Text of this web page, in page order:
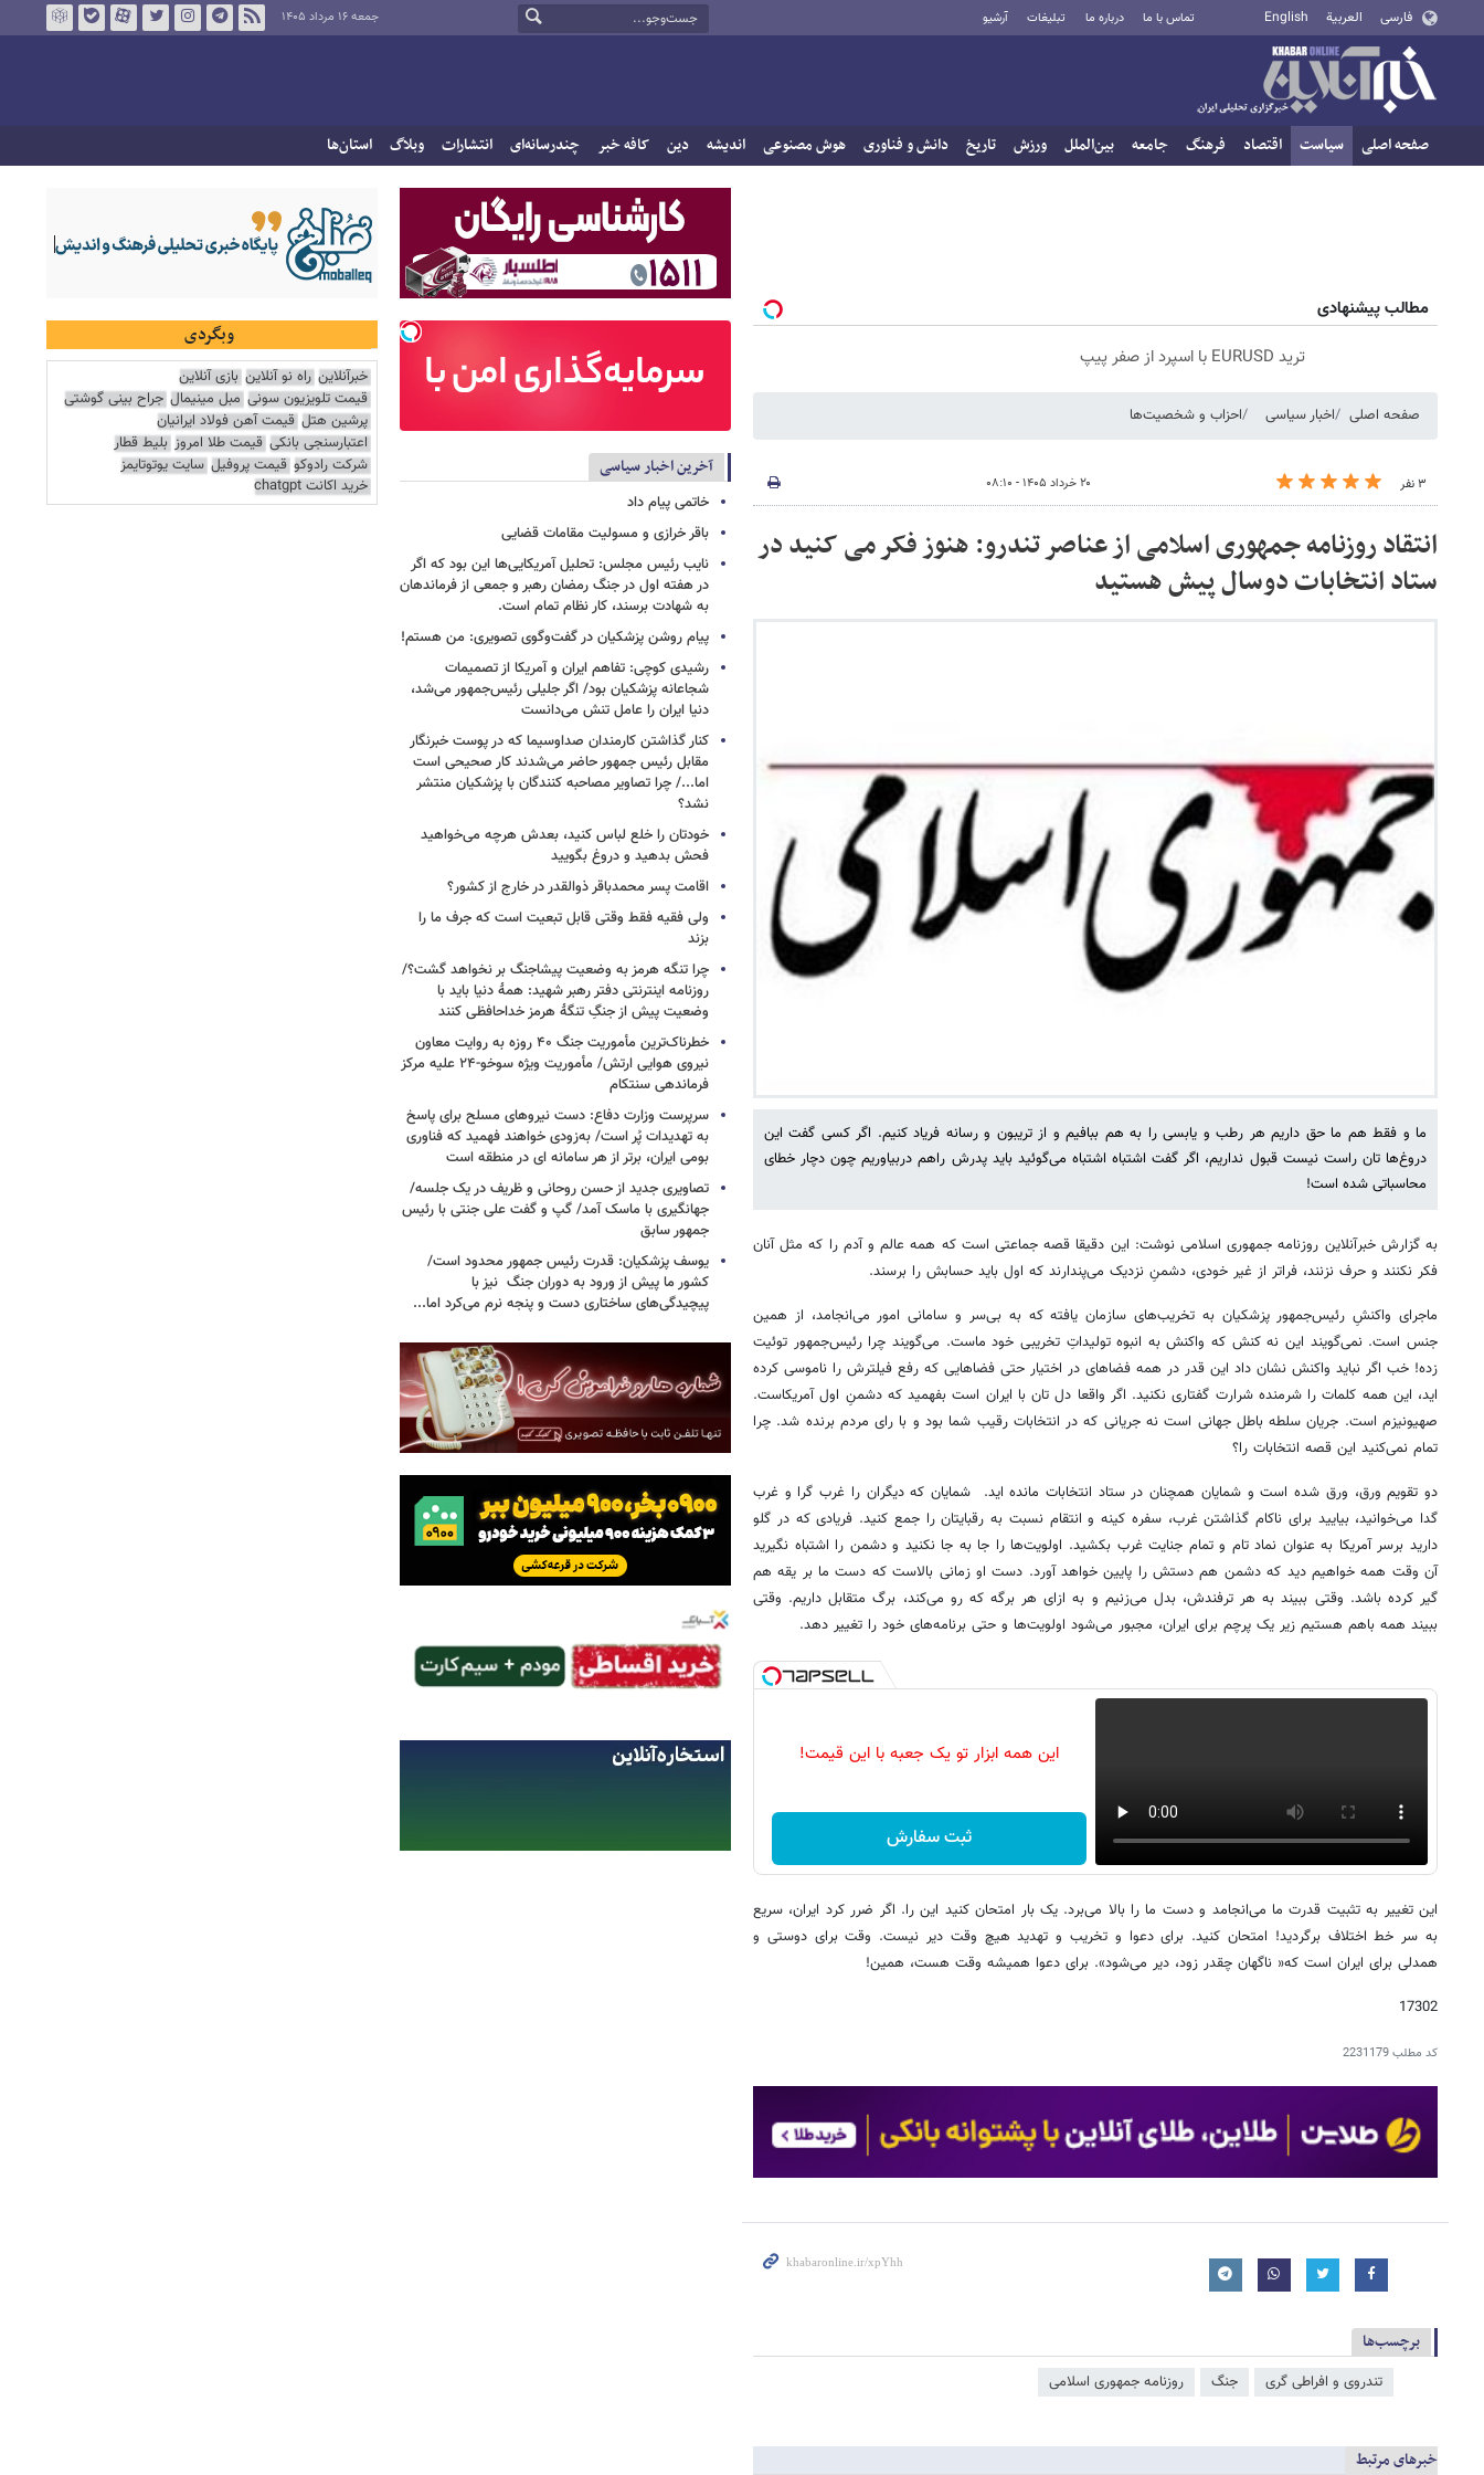
فارسی العربية English تماس با ما درباره ما تبلیغات آرشیو جمعه ۱۶ مرداد ۱۴۰۵
صفحه اصلی سیاست اقتصاد فرهنگ جامعه بین‌الملل ورزش تاریخ دانش و فناوری هوش مصنوعی اندیشه دین کافه خبر چندرسانه‌ای انتشارات وبلاگ استان‌ها
مطالب پیشنهادی
ترید EURUSD با اسپرد از صفر پیپ
صفحه اصلی اخبار سیاسی احزاب و شخصیت‌ها
۳ نفر ۲۰ خرداد ۱۴۰۵ - ۰۸:۱۰
انتقاد روزنامه جمهوری اسلامی از عناصر تندرو: هنوز فکر می کنید در
ستاد انتخابات دوسال پیش هستید
ما و فقط هم ما حق داریم هر رطب و یابسی را به هم ببافیم و از تریبون و رسانه فریاد کنیم. اگر کسی گفت این
دروغ‌ها تان راست نیست قبول نداریم، اگر گفت اشتباه اشتباه می‌گوئید باید پدرش راهم دربیاوریم چون دچار خطای
محاسباتی شده است!
به گزارش خبرآنلاین روزنامه جمهوری اسلامی نوشت: این دقیقا قصه جماعتی است که همه عالم و آدم را که مثل آنان
فکر نکنند و حرف نزنند، فراتر از غیر خودی، دشمنِ نزدیک می‌پندارند که اول باید حسابش را برسند.
ماجرای واکنشِ رئیس‌جمهور پزشکیان به تخریب‌های سازمان یافته که به بی‌سر و سامانی امور می‌انجامد، از همین
جنس است. نمی‌گویند این نه کنش که واکنش به انبوه تولیداتِ تخریبی خود ماست. می‌گویند چرا رئیس‌جمهور توئیت
زده! خب اگر نباید واکنش نشان داد این قدر در همه فضاهای در اختیار حتی فضاهایی که رفع فیلترش را ناموسی کرده
اید، این همه کلمات را شرمنده شرارت گفتاری نکنید. اگر واقعا دل تان با ایران است بفهمید که دشمنِ اول آمریکاست.
صهیونیزم است. جریان سلطه باطل جهانی است نه جریانی که در انتخابات رقیب شما بود و با رای مردم برنده شد. چرا
تمام نمی‌کنید این قصه انتخابات را؟
دو تقویم ورق، ورق شده است و شمایان همچنان در ستاد انتخابات مانده اید. شمایان که دیگران را غرب گرا و غرب
گدا می‌خوانید، بیایید برای ناکام گذاشتن غرب، سفره کینه و انتقام نسبت به رقبایتان را جمع کنید. فریادی که در گلو
دارید برسر آمریکا به عنوان نماد تام و تمام جنایت غرب بکشید. اولویت‌ها را جا به جا نکنید و دشمن را اشتباه نگیرید
آن وقت همه خواهیم دید که دشمن هم دستش را پایین خواهد آورد. دست او زمانی بالاست که دست ما بر یقه هم
گیر کرده باشد. وقتی ببیند به هر ترفندش، بدل می‌زنیم و به ازای هر برگه که رو می‌کند، برگ متقابل داریم. وقتی
ببیند همه باهم هستیم زیر یک پرچم برای ایران، مجبور می‌شود اولویت‌ها و حتی برنامه‌های خود را تغییر دهد.
این همه ابزار تو یک جعبه با این قیمت!
ثبت سفارش
این تغییر به تثبیت قدرت ما می‌انجامد و دست ما را بالا می‌برد. یک بار امتحان کنید این را. اگر ضرر کرد ایران، سریع
به سر خط اختلاف برگردید! امتحان کنید. برای دعوا و تخریب و تهدید هیچ وقت دیر نیست. وقت برای دوستی و
همدلی برای ایران است که« ناگهان چقدر زود، دیر می‌شود». برای دعوا همیشه وقت هست، همین!
17302
کد مطلب2231179
برچسب‌ها
تندروی و افراطی گری جنگ روزنامه جمهوری اسلامی
خبرهای مرتبط
آخرین اخبار سیاسی
خاتمی پیام داد
باقر خرازی و مسولیت مقامات قضایی
نایب رئیس مجلس: تحلیل آمریکایی‌ها این بود که اگر
در هفته اول در جنگ رمضان رهبر و جمعی از فرماندهان
به شهادت برسند، کار نظام تمام است.
پیام روشن پزشکیان در گفت‌وگوی تصویری: من هستم!
رشیدی کوچی: تفاهم ایران و آمریکا از تصمیمات
شجاعانه پزشکیان بود/ اگر جلیلی رئیس‌جمهور می‌شد،
دنیا ایران را عامل تنش می‌دانست
کنار گذاشتن کارمندان صداوسیما که در پوست خبرنگار
مقابل رئیس جمهور حاضر می‌شدند کار صحیحی است
اما.../ چرا تصاویر مصاحبه کنندگان با پزشکیان منتشر
نشد؟
خودتان را خلع لباس کنید، بعدش هرچه می‌خواهید
فحش بدهید و دروغ بگویید
اقامت پسر محمدباقر ذوالقدر در خارج از کشور؟
ولی فقیه فقط وقتی قابل تبعیت است که جرف ما را
بزند
چرا تنگه هرمز به وضعیت پیشاجنگ بر نخواهد گشت؟/
روزنامه اینترنتی دفتر رهبر شهید: همۀ دنیا باید با
وضعیت پیش از جنگِ تنگۀ هرمز خداحافظی کنند
خطرناک‌ترین مأموریت جنگ ۴۰ روزه به روایت معاون
نیروی هوایی ارتش/ مأموریت ویژه سوخو-۲۴ علیه مرکز
فرماندهی سنتکام
سرپرست وزارت دفاع: دست نیروهای مسلح برای پاسخ
به تهدیدات پُر است/ به‌زودی خواهند فهمید که فناوری
بومی ایران، برتر از هر سامانه ای در منطقه است
تصاویری جدید از حسن روحانی و ظریف در یک جلسه/
جهانگیری با ماسک آمد/ گپ و گفت علی جنتی با رئیس
جمهور سابق
یوسف پزشکیان: قدرت رئیس‌ جمهور محدود است/
کشور ما پیش از ورود به دوران جنگ نیز با
پیچیدگی‌های ساختاری دست و پنجه نرم می‌کرد اما...
وبگردی
خبرآنلاین راه نو آنلاین بازی آنلاین
قیمت تلویزیون سونی مبل مینیمال جراح بینی گوشتی
پرشین هتل قیمت آهن فولاد ایرانیان
اعتبارسنجی بانکی قیمت طلا امروز بلیط قطار
شرکت رادوکو قیمت پروفیل سایت یوتوتایمز
خرید اکانت chatgpt